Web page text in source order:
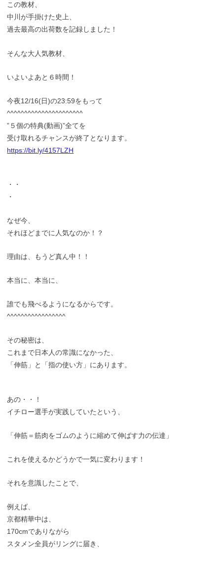
この教材、
中川が手掛けた史上、
過去最高の出荷数を記録しました！
そんな大人気教材、
いよいよあと６時間！
今夜12/16(日)の23:59をもって
^^^^^^^^^^^^^^^^^^^^^^
”５個の特典(動画)”全てを
受け取れるチャンスが終了となります。
https://bit.ly/4157LZH
・・
・
なぜ今、
それほどまでに人気なのか！？
理由は、もうど真ん中！！
本当に、本当に、
誰でも飛べるようになるからです。
^^^^^^^^^^^^^^^^^
その秘密は、
これまで日本人の常識になかった、
「伸筋」と「指の使い方」にあります。
あの・・！
イチロー選手が実践していたという、
「伸筋＝筋肉をゴムのように縮めて伸ばす力の伝達」
これを使えるかどうかで一気に変わります！
それを意識したことで、
例えば、
京都精華中は、
170cmでありながら
スタメン全員がリングに届き、